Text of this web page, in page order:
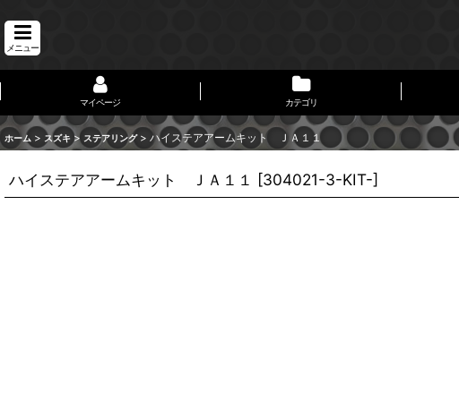
メニュー
マイページ カテゴリ
ホーム > スズキ > ステアリング > ハイステアアームキット ＪＡ１１
ハイステアアームキット ＪＡ１１ [304021-3-KIT-]